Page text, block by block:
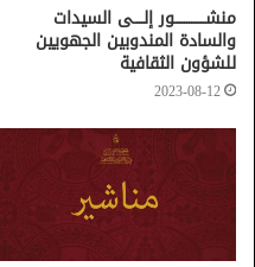
منشـــــــــــــور إلــــى السيدات
والسادة المندوبين الجهويين
للشؤون الثقافية
2023-08-12